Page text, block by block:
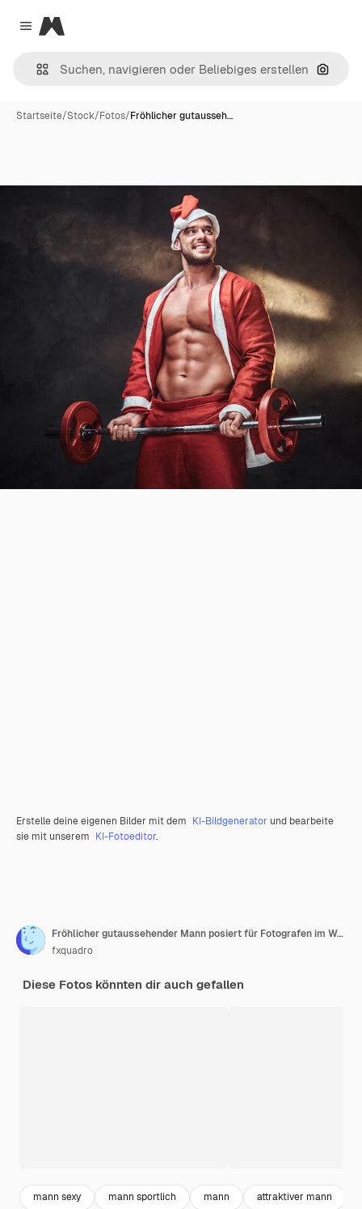
Close menu
Magnific
Nach
Startseite/Stock/Fotos/Fröhlicher gutausseh…
Erstelle deine eigenen Bilder mit dem KI-Bildgenerator und bearbeite
sie mit unserem KI-Fotoeditor.
Fröhlicher gutaussehender Mann posiert für Fotografen im Weihnachtskostüm, während er Langhantel hält.
fxquadro
Diese Fotos könnten dir auch gefallen
mann sexy mann sportlich mann attraktiver mann